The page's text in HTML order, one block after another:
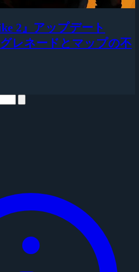
2』アップデート
グレネードとマップの不